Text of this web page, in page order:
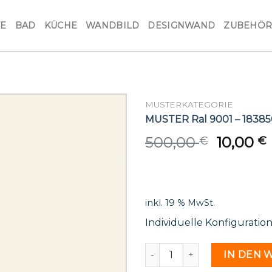
BAD KÜCHE WANDBILD DESIGNWAND ZUBEHÖR
MUSTERKATEGORIE
MUSTER Ral 9001 –
500,00€
Original
10,00€
inkl. 19 % MwSt.
Individuelle Konfiguration
MUSTER Ral 9001 -IN DEN